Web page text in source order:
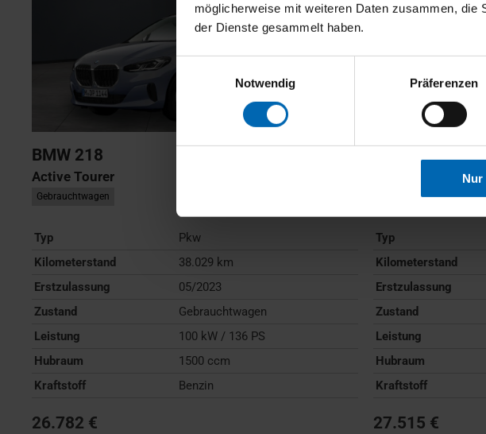
möglicherweise mit weiteren Daten zusammen, die
der Dienste gesammelt haben.
Notwendig
Präferenzen
Nur
BMW 218
Active Tourer
Gebrauchtwagen
Typ
Pkw
Kilometerstand
38.029 km
Erstzulassung
05/2023
Zustand
Gebrauchtwagen
Leistung
100 kW / 136 PS
Hubraum
1500 ccm
Kraftstoff
Benzin
26.782 €
218
Gebrauchtwagen
Typ
Kilometerstand
Erstzulassung
Zustand
Leistung
Hubraum
Kraftstoff
27.515 €